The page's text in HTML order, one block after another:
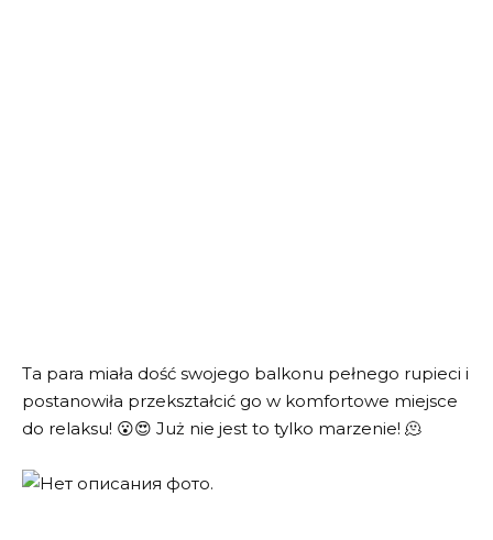
Ta para miała dość swojego balkonu pełnego rupieci i
postanowiła przekształcić go w komfortowe miejsce
do relaksu! 😮😍 Już nie jest to tylko marzenie! 🫠